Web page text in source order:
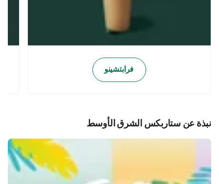
فرابتشينو
نبذة عن ستاربكس الشرق الأوسط